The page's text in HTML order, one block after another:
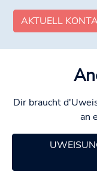
AKTUELL
Dir braucht
an